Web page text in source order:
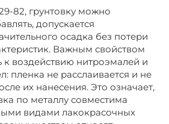
82, грунтовку можно
допускается
осадка без потери
Важным свойством
к воздействию нитроэмалей и
пленка не расслаивается и не
их нанесения. Это означает,
по металлу совместима
видами лакокрасочных